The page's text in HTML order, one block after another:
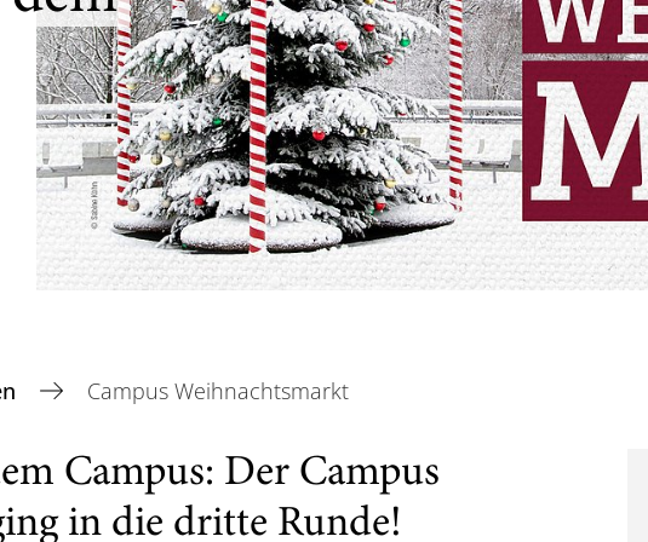
Campus Weihnachtsmarkt
Campus: Der Campus
in die dritte Runde!